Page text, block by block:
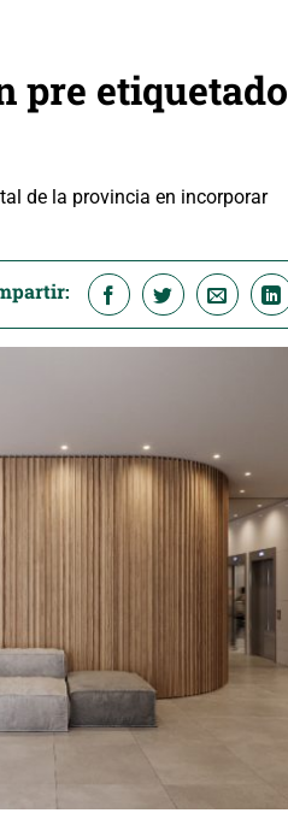
pre etiquetado
de la provincia en incorporar